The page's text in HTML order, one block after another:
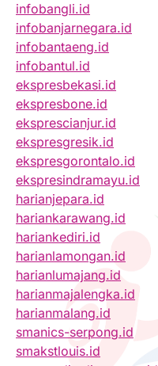
infobangli.id
infobanjarnegara.id
infobantaeng.id
infobantul.id
ekspresbekasi.id
ekspresbone.id
eksprescianjur.id
ekspresgresik.id
ekspresgorontalo.id
ekspresindramayu.id
harianjepara.id
hariankarawang.id
hariankediri.id
harianlamongan.id
harianlumajang.id
harianmajalengka.id
harianmalang.id
smanics-serpong.id
smakstlouis.id